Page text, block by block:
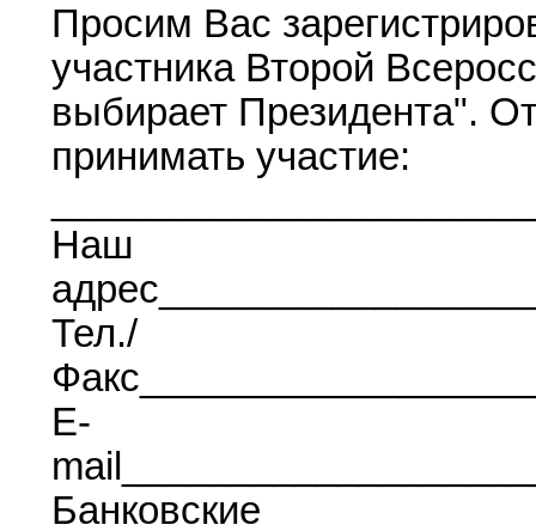
Просим Вас
участника Второй
выбирает Президента".
принимать участие:
Наш
Тел./
E-
Банковские